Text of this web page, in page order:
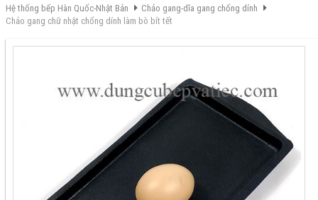
Hệ thống bếp Hàn Quốc-Nhật Bản
Chảo gang-dĩa gang chống dính
Chảo gang chữ nhật chống dính làm bò bít tết